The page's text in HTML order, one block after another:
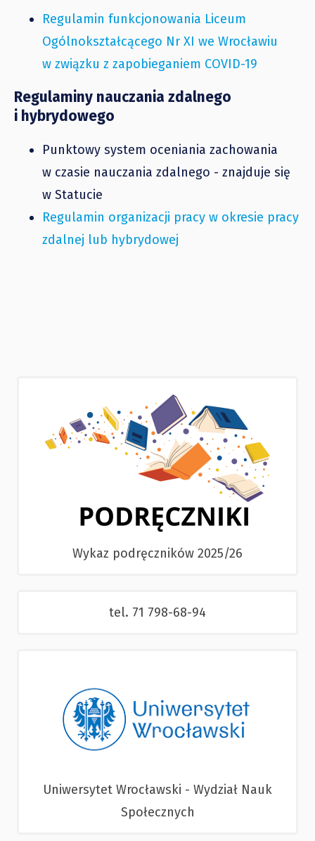
Regulamin funkcjonowania Liceum
Ogólnokształcącego Nr XI we Wrocławiu
w związku z zapobieganiem COVID-19
Regulaminy nauczania zdalnego
i hybrydowego
Punktowy system oceniania zachowania
w czasie nauczania zdalnego - znajduje się
w Statucie
Regulamin organizacji pracy w okresie pracy
zdalnej lub hybrydowej
Wykaz podręczników 2025/26
tel. 71 798-68-94
Uniwersytet Wrocławski - Wydział Nauk
Społecznych